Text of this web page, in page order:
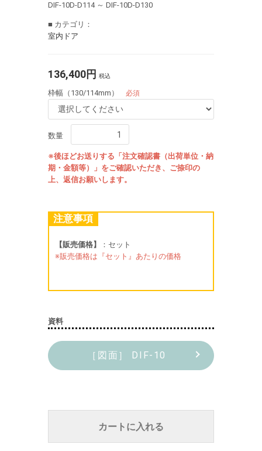
DIF-10D-D114 ～ DIF-10D-D130
■ カテゴリ：
室内ドア
136,400円 税込
枠幅（130/114mm） 必須
数量
※後ほどお送りする「注文確認書（出荷単位・納
期・金額等）」をご確認いただき、ご捺印の
上、返信お願いします。
注意事項
【販売価格】
：セット
※販売価格は『セット』あたりの価格
資料
［図面］ DIF-10
カートに入れる